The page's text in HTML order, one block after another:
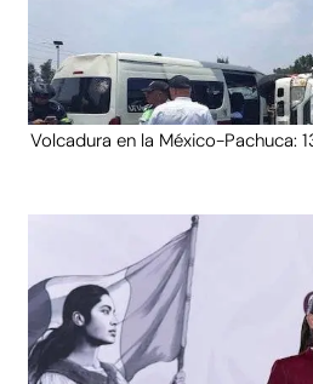
Volcadura en la México-Pachuca: